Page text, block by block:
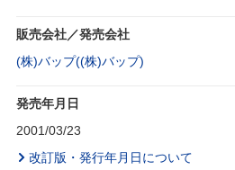
販売会社／発売会社
(株)バップ((株)バップ)
発売年月日
2001/03/23
改訂版・発行年月日について